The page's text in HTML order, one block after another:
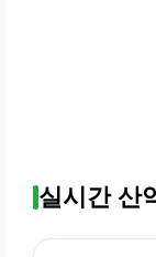
실시간 산